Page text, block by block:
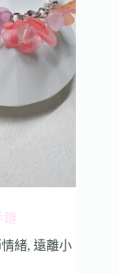
鏈
緒,遠離小